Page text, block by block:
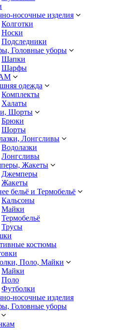
носочные изделия
Колготки
Носки
Подследники
Головные уборы
Шапки
Шарфы
одежда
Комплекты
Халаты
Шорты
Брюки
Шорты
Лонгсливы
Водолазки
Лонгсливы
Жакеты
Джемперы
Жакеты
бельё и Термобельё
Кальсоны
Майки
Термобельё
Трусы
костюмы
Поло, Майки
Майки
Поло
Футболки
носочные изделия
Головные уборы